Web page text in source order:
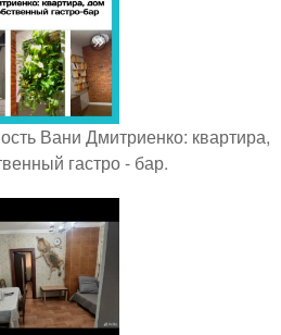
Вани Дмитриенко: квартира,
гастро - бар.